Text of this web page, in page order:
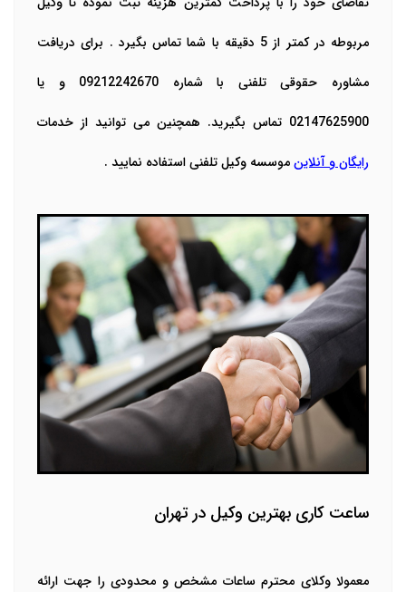
مربوطه در کمتر از 5 دقیقه با شما تماس بگیرد . برای دریافت
مشاوره حقوقی تلفنی با شماره 09212242670 و یا
02147625900 تماس بگیرید. همچنین می توانید از خدمات
رایگان و آنلاینموسسه وکیل تلفنی استفاده نمایید .
ساعت کاری بهترین وکیل در تهران
معمولا وکلای محترم ساعات مشخص و محدودی را جهت ارائه